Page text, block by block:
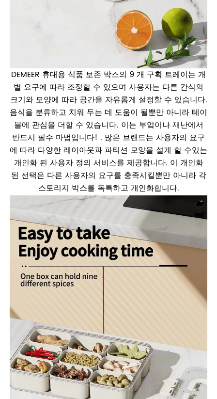
DEMEER 휴대용 식품 보존 박스의 9 개 구획 트레이는 개
별 요구에 따라 조정할 수 있으며 사용자는 다른 간식의
크기와 모양에 따라 공간을 자유롭게 설정할 수 있습니다.
음식을 분류하고 치워 두는 데 도움이 될뿐만 아니라 테이
블에 관심을 더할 수 있습니다. 이는 부엌이나 재난에서
반드시 필수 마법입니다! . 많은 브랜드는 사용자의 요구
에 따라 다양한 레이아웃과 파티션 모양을 설계 할 수있는
개인화 된 사용자 정의 서비스를 제공합니다. 이 개인화
된 선택은 다른 사용자의 요구를 충족시킬뿐만 아니라 각
스토리지 박스를 독특하고 개인화합니다.